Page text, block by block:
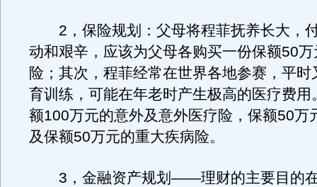
2，保险规划：父母将程菲抚养长大，
动和艰辛，应该为父母各购买一份保额50
险；其次，程菲经常在世界各地参赛，平时
育训练，可能在年老时产生极高的医疗费用
额100万元的意外及意外医疗险，保额50万
及保额50万元的重大疾病险。
3，金融资产规划——理财的主要目的在